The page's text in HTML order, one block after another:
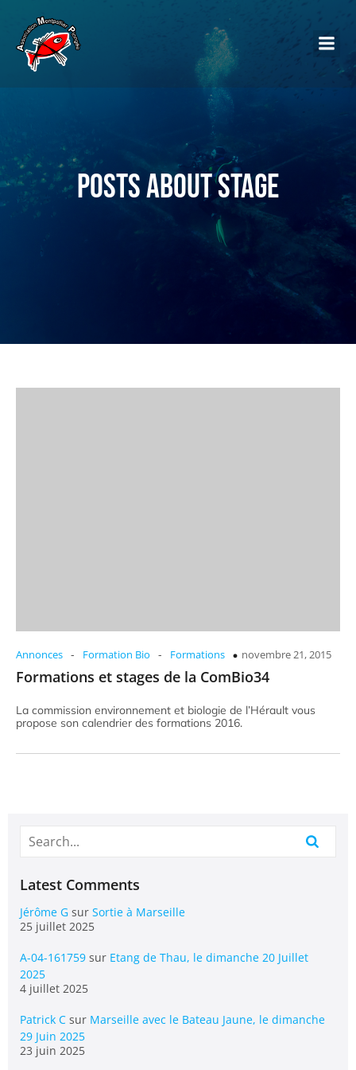
Posts about Stage
Annonces - Formation Bio - Formations novembre 21, 2015
Formations et stages de la ComBio34
La commission environnement et biologie de l’Hérault vous
propose son calendrier des formations 2016.
Latest Comments
Jérôme G sur Sortie à Marseille
25 juillet 2025
A-04-161759 sur Etang de Thau, le dimanche 20 Juillet
2025
4 juillet 2025
Patrick C sur Marseille avec le Bateau Jaune, le dimanche
29 Juin 2025
23 juin 2025